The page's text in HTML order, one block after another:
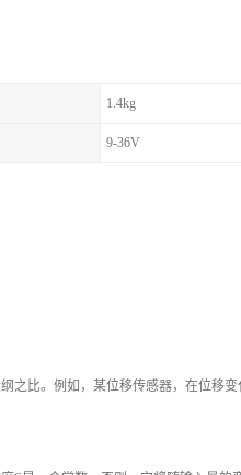
1.4kg
9-36V
比。例如，某位移传感器，在位移变